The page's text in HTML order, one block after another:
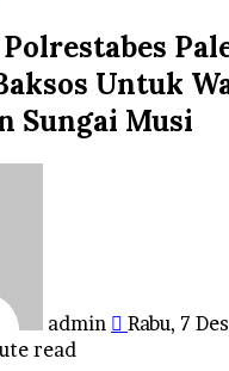
Untuk
Sungai Musi
admin
Rabu, 7
read